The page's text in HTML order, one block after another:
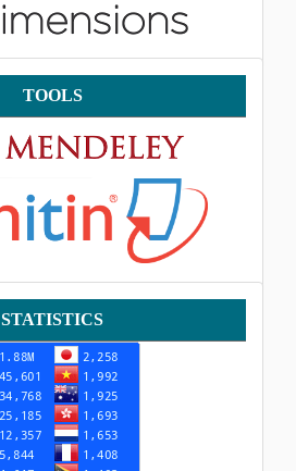
TOOLS
STATISTICS